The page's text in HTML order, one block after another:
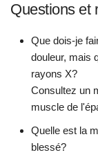
Questions et
Que dois-je
douleur, mais
rayons X?
Consultez un
muscle de
Quelle est la
blessé?